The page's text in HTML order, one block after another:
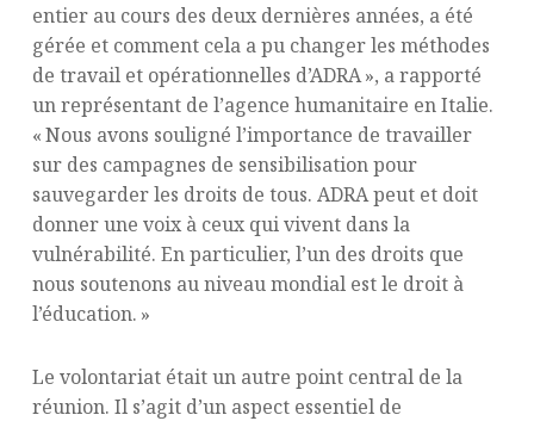
entier au cours des deux dernières années, a été
gérée et comment cela a pu changer les méthodes
de travail et opérationnelles d’ADRA », a rapporté
un représentant de l’agence humanitaire en Italie.
« Nous avons souligné l’importance de travailler
sur des campagnes de sensibilisation pour
sauvegarder les droits de tous. ADRA peut et doit
donner une voix à ceux qui vivent dans la
vulnérabilité. En particulier, l’un des droits que
nous soutenons au niveau mondial est le droit à
l’éducation. »
Le volontariat était un autre point central de la
réunion. Il s’agit d’un aspect essentiel de